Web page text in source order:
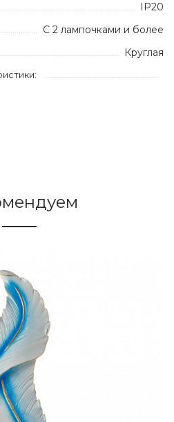
IP20
С 2 лампочками и более
Круглая